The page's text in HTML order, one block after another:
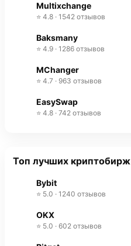
Multixchange
⭐ 4.8 · 1542 отзывов
Baksmany
⭐ 4.9 · 1286 отзывов
MChanger
⭐ 4.7 · 963 отзывов
EasySwap
⭐ 4.8 · 742 отзывов
Топ лучших криптобирж
Bybit
⭐ 5.0 · 1240 отзывов
OKX
⭐ 5.0 · 602 отзывов